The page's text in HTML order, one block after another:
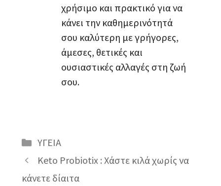
χρήσιμο και πρακτικό για να
κάνει την καθημερινότητά
σου καλύτερη με γρήγορες,
άμεσες, θετικές και
ουσιαστικές αλλαγές στη ζωή
σου.
Κατηγορίες
ΥΓΕΙΑ
Keto Probiotix : Χάστε κιλά χωρίς να
κάνετε δίαιτα